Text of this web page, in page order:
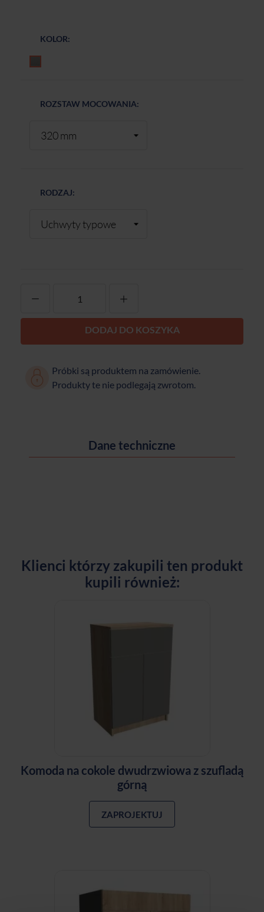
KOLOR:
ROZSTAW MOCOWANIA:
RODZAJ:
DODAJ DO KOSZYKA
Próbki są produktem na zamówienie.
Produkty te nie podlegają zwrotom.
Dane techniczne
Klienci którzy zakupili ten produkt
kupili również:
Komoda na cokole dwudrzwiowa z szufladą
górną
ZAPROJEKTUJ